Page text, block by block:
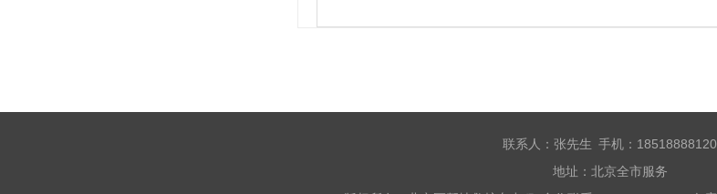
联系人：张先生 手机：18518888120
地址：北京全市服务